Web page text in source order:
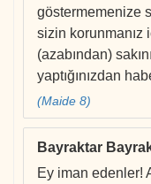
göstermemenize
sizin korunmanız
(azabından)
yaptığınızdan
(Maide 8)
Bayraktar
Ey iman edenler!